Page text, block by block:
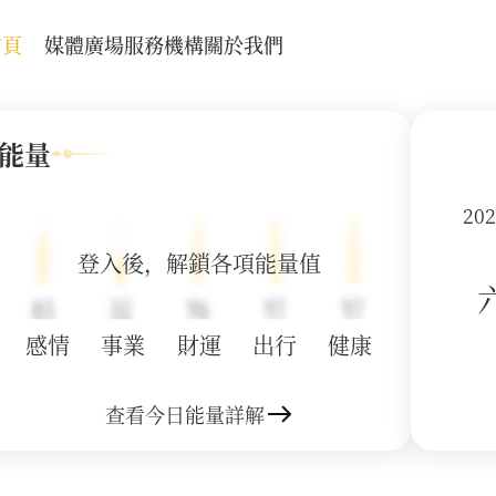
媒體廣場服務機構關於我們
量
登入後，解鎖各項能量值
感情 事業 財運 出行 健康
查看今日能量詳解